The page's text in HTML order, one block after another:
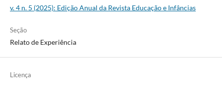
v. 4 n. 5 (2025): Edição Anual da Revista Educação e Infâncias
Seção
Relato de Experiência
Licença